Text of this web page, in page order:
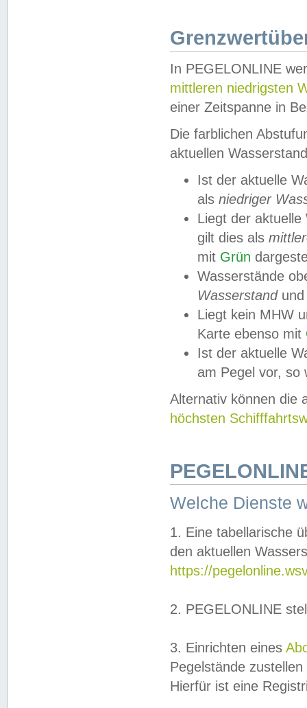
In PEGELONLINE
mittleren niedrigsten
einer Zeitspanne in
Die farblichen
aktuellen
Ist der aktuelle
als niedriger
Liegt der
gilt dies als
mit Grün
Wasserstände
Wasserstandund
Liegt kein MHW
Karte ebenso mit
Ist der aktuelle
am Pegel vor,
Alternativ können die
höchsten
Welche Dienste
1. Eine tabellarische
den aktuellen
https://
2. PEGELONLINE
3. Einrichten eines
Pegelstände
Hierfür ist eine